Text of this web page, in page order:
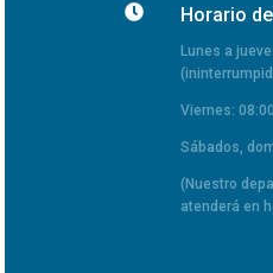
 Horario
Lunes a
Viernes:
Sábados,
(Nuestro
atenderá en